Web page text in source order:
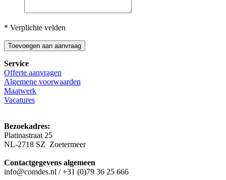
* Verplichte velden
Toevoegen aan aanvraag
Service
Offerte aanvragen
Algemene voorwaarden
Maatwerk
Vacatures
Bezoekadres:
Platinastraat 25
NL-2718 SZ Zoetermeer
Contactgegevens algemeen
info@comdes.nl / +31 (0)79 36 25 666